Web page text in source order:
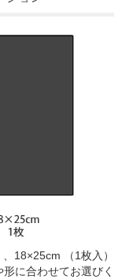
18×25cm （1枚入）
に合わせてお選びく